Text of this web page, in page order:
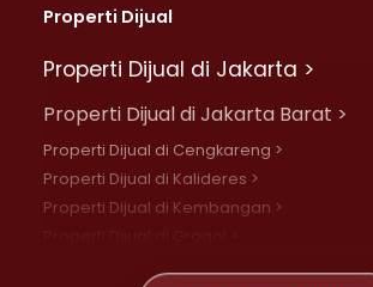
Properti Dijual
Properti Dijual di Jakarta >
Properti Dijual di Jakarta Barat >
Properti Dijual di Cengkareng >
Properti Dijual di Kalideres >
Properti Dijual di Kembangan >